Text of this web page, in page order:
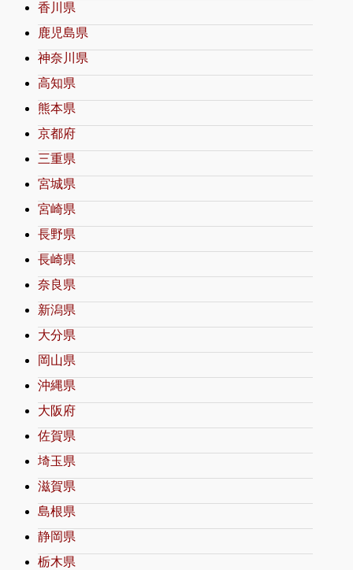
香川県
鹿児島県
神奈川県
高知県
熊本県
京都府
三重県
宮城県
宮崎県
長野県
長崎県
奈良県
新潟県
大分県
岡山県
沖縄県
大阪府
佐賀県
埼玉県
滋賀県
島根県
静岡県
栃木県